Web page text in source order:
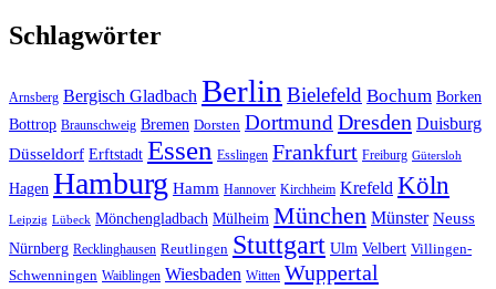
Schlagwörter
Arnsberg Bergisch Gladbach Berlin Bielefeld Bochum Borken
Bottrop Braunschweig Bremen Dorsten DortmundDresden Duisburg
Düsseldorf Erftstadt Essen Esslingen Frankfurt Freiburg Gütersloh
Hagen Hamburg Hamm Hannover Kirchheim Krefeld Köln
Leipzig Lübeck Mönchengladbach Mülheim München Münster Neuss
Nürnberg Recklinghausen Reutlingen Stuttgart Ulm Velbert Villingen-
Schwenningen Waiblingen Wiesbaden Witten Wuppertal